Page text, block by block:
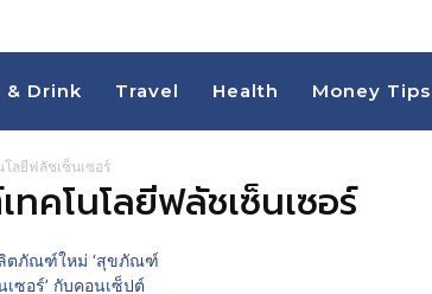
& Drink Travel Health Money Tips
ลยีฟลัชเซ็นเซอร์
คโนโลยีฟลัชเซ็นเซอร์